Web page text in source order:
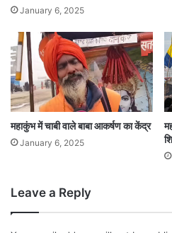
January 6, 2025
महाकुंभ में चाबी वाले बाबा आकर्षण का केंद्र
January 6, 2025
Leave a Reply